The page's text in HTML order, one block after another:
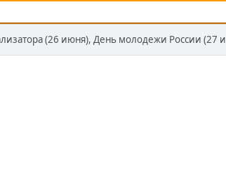
(26 июня), День молодежи России